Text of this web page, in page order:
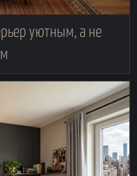
уютным, а не